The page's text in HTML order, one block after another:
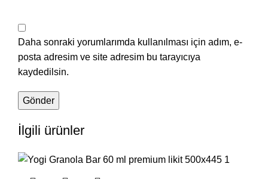
Daha sonraki yorumlarımda kullanılması için adım, e-
posta adresim ve site adresim bu tarayıcıya
kaydedilsin.
İlgili ürünler